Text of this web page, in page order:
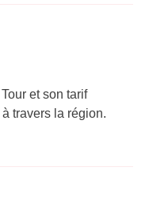
et son tarif
travers la région.